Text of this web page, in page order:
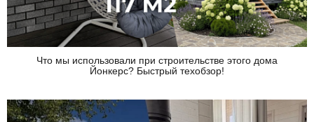
Что мы использовали при строительстве этого дома
Йонкерс? Быстрый техобзор!